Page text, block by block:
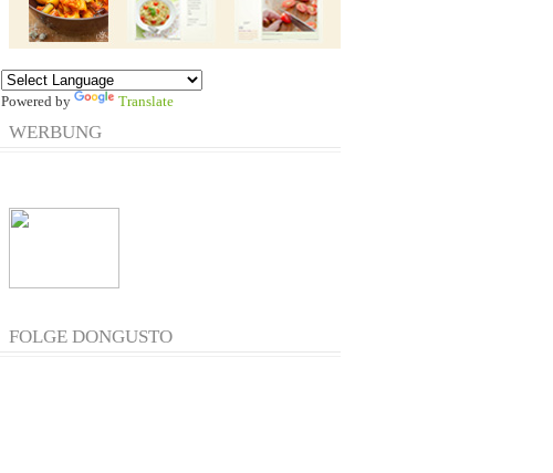
Powered by Translate
WERBUNG
FOLGE DONGUSTO